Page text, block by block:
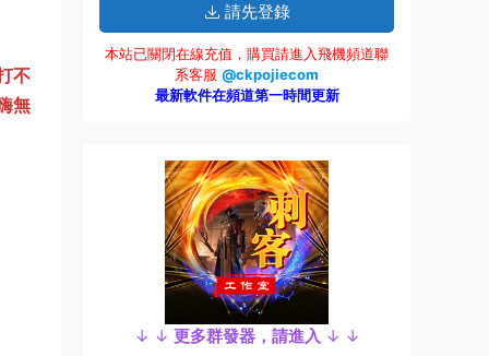
不
無
請先登錄
本站已關閉在線充值，購買請進入飛機頻道聯
系客服 @ckpojiecom
最新軟件在頻道第一時間更新
↓ ↓ 更多群發器，請進入 ↓ ↓